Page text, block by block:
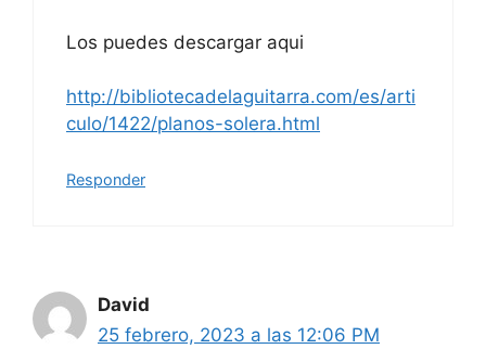
Los puedes descargar aqui
http://bibliotecadelaguitarra.com/es/arti
culo/1422/planos-solera.html
Responder
David
25 febrero, 2023 a las 12:06 PM